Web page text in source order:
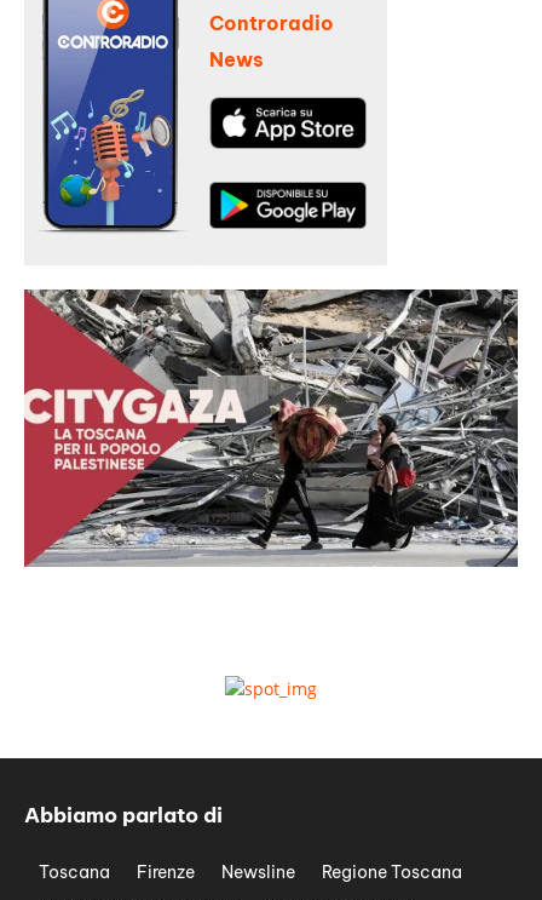
Controradio
News
Abbiamo parlato di
Toscana Firenze Newsline
Regione Toscana